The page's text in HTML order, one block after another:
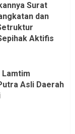
Surat
dan
Aktifis
penuh Unsur
Asli Daerah